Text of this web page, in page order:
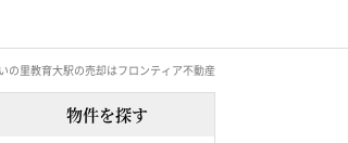
の里教育大駅の売却はフロンティア不動産
物件を探す